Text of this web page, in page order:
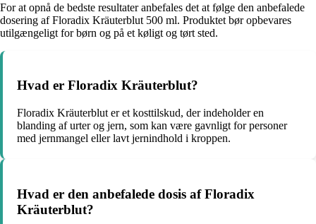
For at opnå de bedste resultater anbefales det at følge den anbefalede
dosering af Floradix Kräuterblut 500 ml. Produktet bør opbevares
utilgængeligt for børn og på et køligt og tørt sted.
Hvad er Floradix Kräuterblut?
Floradix Kräuterblut er et kosttilskud, der indeholder en
blanding af urter og jern, som kan være gavnligt for personer
med jernmangel eller lavt jernindhold i kroppen.
Hvad er den anbefalede dosis af Floradix
Kräuterblut?